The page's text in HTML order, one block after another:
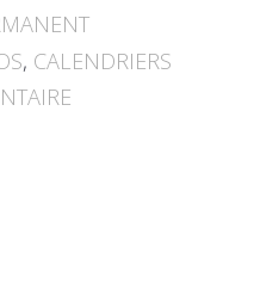
, CALENDRIERS